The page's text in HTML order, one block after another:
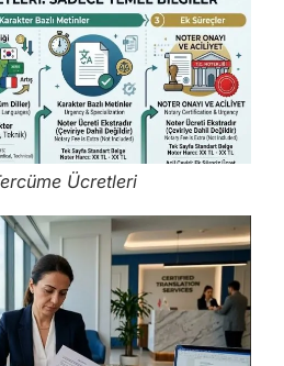
Ücretleri